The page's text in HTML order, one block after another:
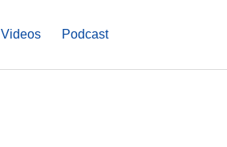
Videos Podcast